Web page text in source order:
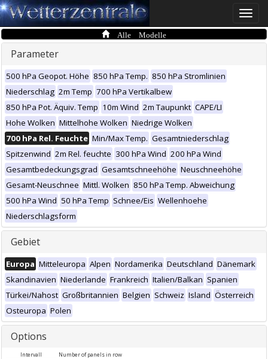
Toggle
Alle Modelle
Parameter
500 hPa Geopot. Höhe 850 hPa Temp. 850 hPa Stromlinien
Niederschlag 2m Temp 700 hPa Vertikalbew
850 hPa Pot. Äquiv. Temp 10m Wind 2m Taupunkt CAPE/LI
Hohe Wolken Mittelhohe Wolken Niedrige Wolken
700 hPa Rel. Feuchte Min/Max Temp. Gesamtniederschlag
Spitzenwind 2m Rel. feuchte 300 hPa Wind 200 hPa Wind
Gesamtbedeckungsgrad Gesamtschneehöhe Neuschneehöhe
Gesamt-Neuschnee Mittl. Wolken 850 hPa Temp. Abweichung
500 hPa Wind 50 hPa Temp Schnee/Eis Wellenhoehe
Niederschlagsform
Gebiet
Europa Mitteleuropa Alpen Nordamerika Deutschland Dänemark
Skandinavien Niederlande Frankreich Italien/Balkan Spanien
Türkei/Nahost Großbritannien Belgien Schweiz Island Österreich
Osteuropa Polen
Options
Intervall Number of panels in row